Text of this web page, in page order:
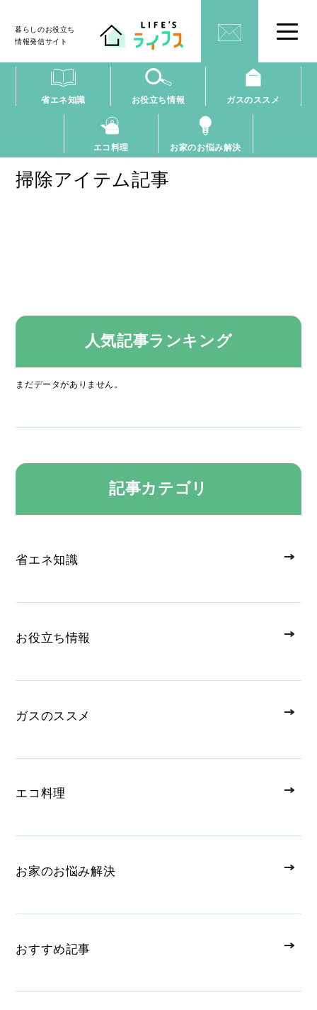
暮らしのお役立ち
情報発信サイト
省エネ知識 お役立ち情報 ガスのススメ
エコ料理 お家のお悩み解決
掃除アイテム記事
人気記事ランキング
まだデータがありません。
記事カテゴリ
省エネ知識
お役立ち情報
ガスのススメ
エコ料理
お家のお悩み解決
おすすめ記事